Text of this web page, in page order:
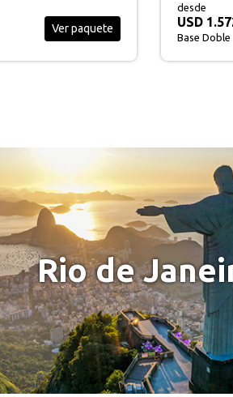
Ver paquete
desde
USD
Base Doble
Rio de